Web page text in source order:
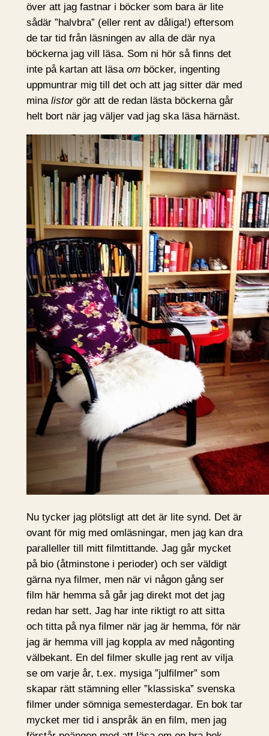
över att jag fastnar i böcker som bara är lite
sådär ”halvbra” (eller rent av dåliga!) eftersom
de tar tid från läsningen av alla de där nya
böckerna jag vill läsa. Som ni hör så finns det
inte på kartan att läsa omböcker, ingenting
uppmuntrar mig till det och att jag sitter där med
minalistorgör att de redan lästa böckerna går
helt bort när jag väljer vad jag ska läsa härnäst.
Nu tycker jag plötsligt att det är lite synd. Det är
ovant för mig med omläsningar, men jag kan dra
paralleller till mitt filmtittande. Jag går mycket
på bio (åtminstone i perioder) och ser väldigt
gärna nya filmer, men när vi någon gång ser
film här hemma så går jag direkt mot det jag
redan har sett. Jag har inte riktigt ro att sitta
och titta på nya filmer när jag är hemma, för när
jag är hemma vill jag koppla av med någonting
välbekant. En del filmer skulle jag rent av vilja
se om varje år, t.ex. mysiga ”julfilmer” som
skapar rätt stämning eller ”klassiska” svenska
filmer under sömniga semesterdagar. En bok tar
mycket mer tid i anspråk än en film, men jag